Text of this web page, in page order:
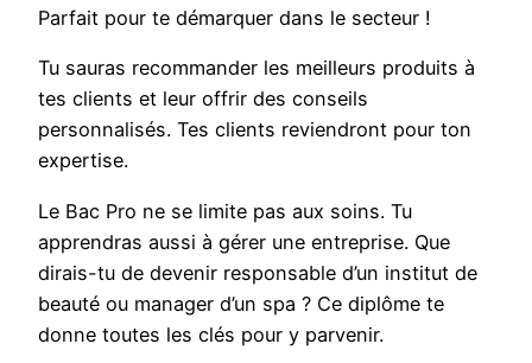
Parfait pour te démarquer dans le secteur !
Tu sauras recommander les meilleurs produits à
tes clients et leur offrir des conseils
personnalisés. Tes clients reviendront pour ton
expertise.
Le Bac Pro ne se limite pas aux soins. Tu
apprendras aussi à gérer une entreprise. Que
dirais-tu de devenir responsable d’un institut de
beauté ou manager d’un spa ? Ce diplôme te
donne toutes les clés pour y parvenir.